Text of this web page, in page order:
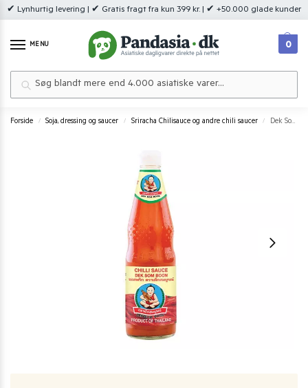
✔ Lynhurtig levering | ✔ Gratis fragt fra kun 399 kr. | ✔ +50.000 glade kunder
MENU 0
Forside / Soja, dressing og saucer / Sriracha Chilisauce og andre chili saucer / Dek Som Boon Hot Chili Sauce 700 ml.